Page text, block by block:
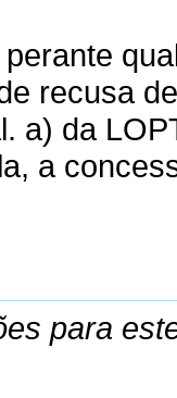
recusa
a) da
a
para